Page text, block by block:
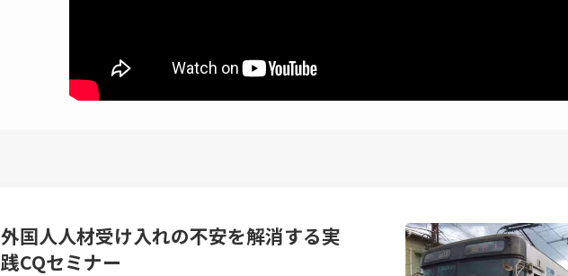
外国人人材受け入れの不安を解消する実
践CQセミナー